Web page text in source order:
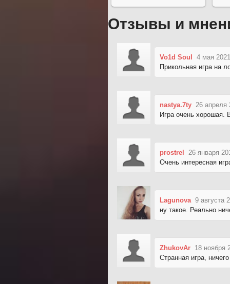
Отзывы и
Vo1d Soul 4 мая
Прикольная игра на
nastya.7ty 26 апреля
Игра очень хорошая.
prostrel
26 января
Очень интересная
Lagunova 9 августа
ну такое. Реально
ZhukovAr 18 ноября
Странная игра,